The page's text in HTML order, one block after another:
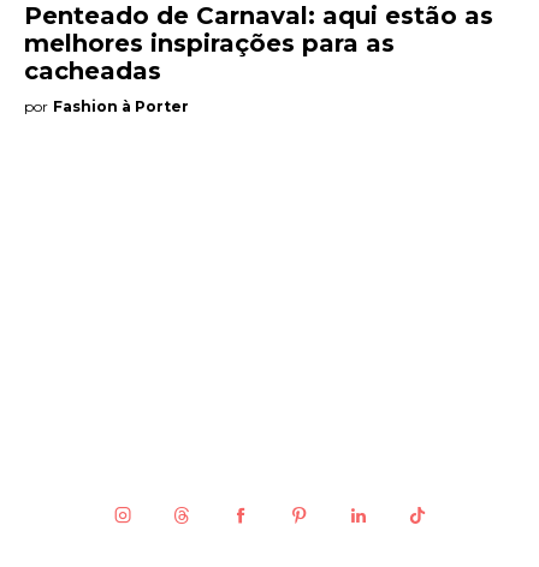
Penteado de Carnaval: aqui estão as
melhores inspirações para as
cacheadas
por Fashion à Porter